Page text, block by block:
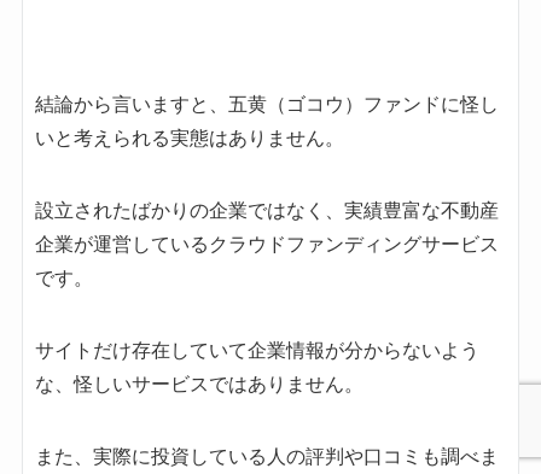
な、怪しいサービスではありません。
また、実際に投資している人の評判や口コミも調べま
実際にX（旧Twitter）でも人気が高く、怪しいといっ